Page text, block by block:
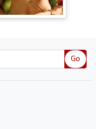
Go